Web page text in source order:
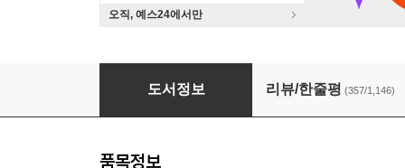
오직, 예스24에서만
나는 나로 살기로 했다
도서정보 리뷰/한줄평 (357/1,146)
품목정보